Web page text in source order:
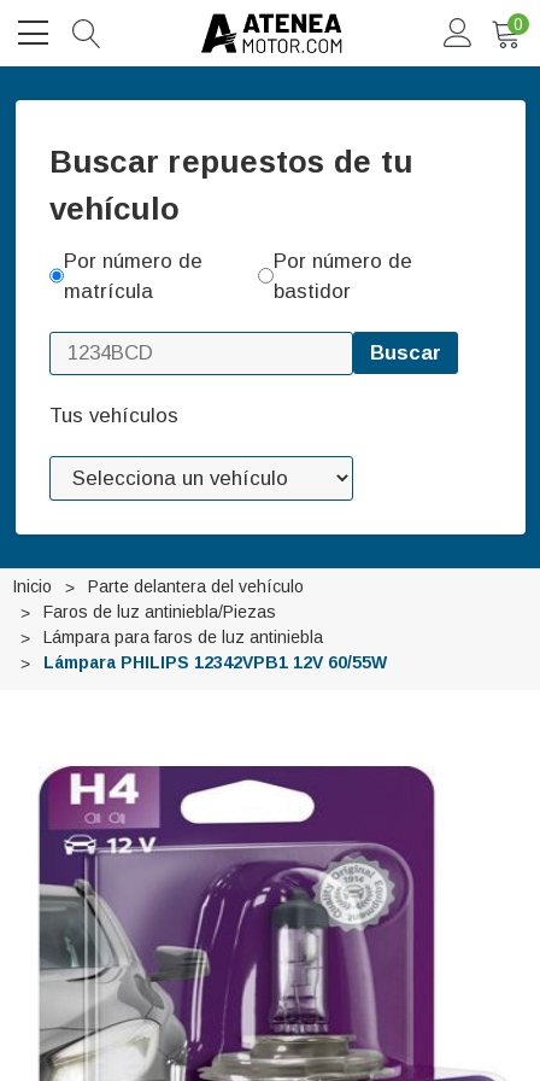
0
Buscar repuestos de tu
vehículo
Por número de
matrícula
Por número de
bastidor
Buscar
Tus vehículos
Inicio
Parte delantera del vehículo
Faros de luz antiniebla/Piezas
Lámpara para faros de luz antiniebla
Lámpara PHILIPS 12342VPB1 12V 60/55W